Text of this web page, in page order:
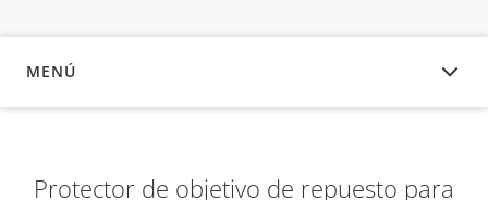
MENÚ
DESCRIPCIÓN
Protector de objetivo de repuesto para